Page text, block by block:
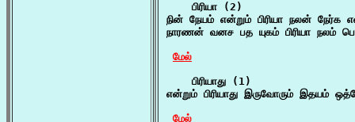
    பிரியா (2)
நின் நேயம் என்றும் பிரியா நலன் நேர்க
நாரணன் வனச பத யுகம் பிரியா நலம்
மேல்
    பிரியாது (1)
என்றும் பிரியாது இருவோரும் இதயம்
மேல்